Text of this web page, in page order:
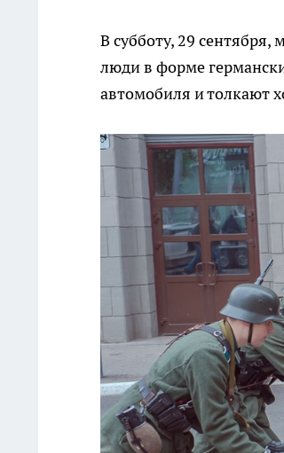
В субботу, 29
люди в форме
автомобиля и толкают